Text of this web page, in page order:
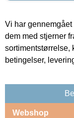
Vi har
dem med stjerner
sortimentstørrelse,
betingelser,
Webshop